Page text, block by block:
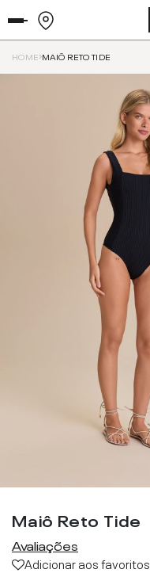
HOME MAIÔ RETO TIDE
Maiô Reto Tide
Avaliações
Adicionar aos favoritos